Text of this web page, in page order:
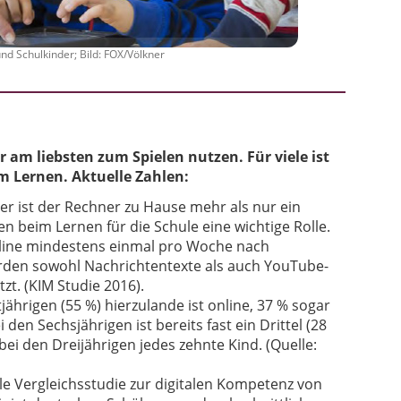
Schulkinder; Bild: FOX/Völkner
liebsten zum Spielen nutzen. Für viele ist
Lernen. Aktuelle Zahlen:
ist der Rechner zu Hause mehr als nur ein
beim Lernen für die Schule eine wichtige Rolle.
mindestens einmal pro Woche nach
sowohl Nachrichtentexte als auch YouTube-
(KIM Studie 2016).
(55 %) hierzulande ist online, 37 % sogar
Sechsjährigen ist bereits fast ein Drittel (28
den Dreijährigen jedes zehnte Kind. (Quelle:
Vergleichsstudie zur digitalen Kompetenz von